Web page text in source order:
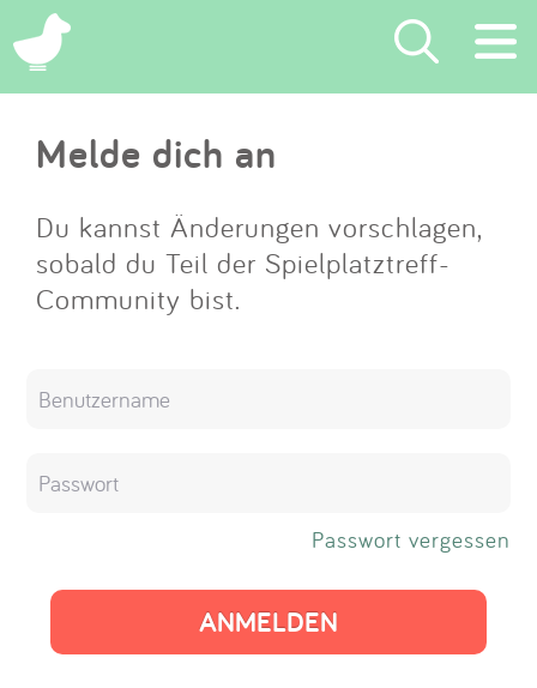
×
Suchen
Eintragen
App
Impressum
Anmelden
Melde dich an
Du kannst Änderungen vorschlagen,
sobald du Teil der Spielplatztreff-
Community bist.
Passwort vergessen